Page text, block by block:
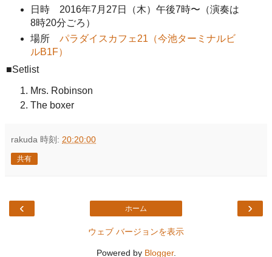
日時 2016年7月27日（木）午後7時〜（演奏は
8時20分ごろ）
場所 パラダイスカフェ21（今池ターミナルビ
ルB1F）
■Setlist
Mrs. Robinson
The boxer
rakuda 時刻: 20:20:00
共有
‹ ›
ホーム
ウェブ バージョンを表示
Powered by Blogger.